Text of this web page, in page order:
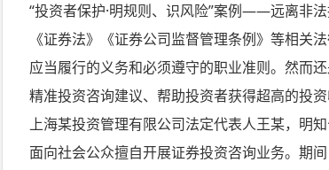
“投资者保护·明规则、识风险”案例——远离非
《证券法》《证券公司监督管理条例》等相关
应当履行的义务和必须遵守的职业准则。然而
精准投资咨询建议、帮助投资者获得超高的投
上海某投资管理有限公司法定代表人王某，明
面向社会公众擅自开展证券投资咨询业务。期